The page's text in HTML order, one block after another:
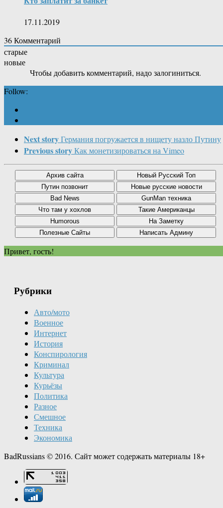
17.11.2019
36Комментарий
старые
новые
Чтобы добавить комментарий, надо залогиниться.
Follow:
Next storyГермания погружается в нищету назло Путину
Previous storyКак монетизироваться на Vimeo
Привет, гость!
Рубрики
Авто/мото
Военное
Интернет
История
Конспирология
Криминал
Культура
Курьёзы
Политика
Разное
Смешное
Техника
Экономика
BadRussians © 2016. Сайт может содержать материалы 18+